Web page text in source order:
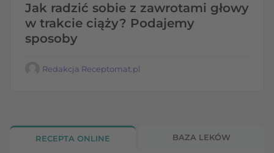
Jak radzić sobie z zawrotami głowy
w trakcie ciąży? Podajemy
sposoby
Redakcja Receptomat.pl
RECEPTA ONLINE BAZA LEKÓW